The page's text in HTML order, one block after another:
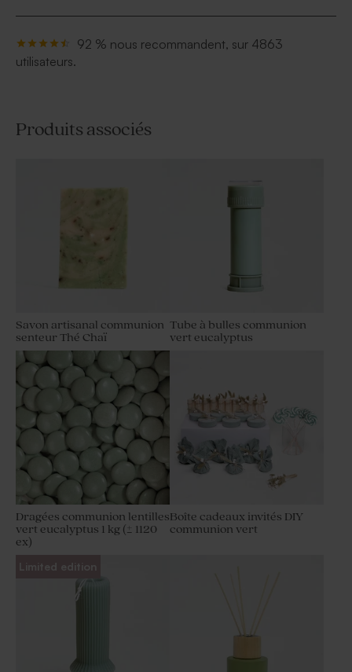
92 % nous recommandent, sur 4863
utilisateurs.
Produits associés
Savon artisanal communion
senteur Thé Chaï
Tube à bulles communion
vert eucalyptus
Dragées communion lentilles
vert eucalyptus 1 kg (± 1120
ex)
Boîte cadeaux invités DIY
communion vert
Limited edition